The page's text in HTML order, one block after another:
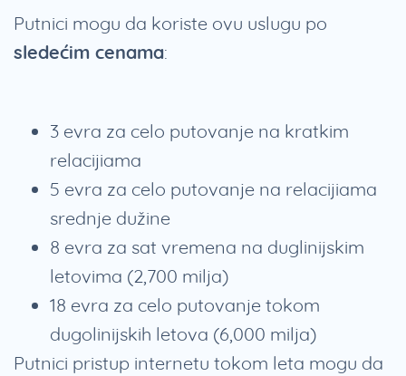
Putnici mogu da koriste ovu uslugu po
sledećim cenama:
3 evra za celo putovanje na kratkim
relacijiama
5 evra za celo putovanje na relacijiama
srednje dužine
8 evra za sat vremena na duglinijskim
letovima (2,700 milja)
18 evra za celo putovanje tokom
dugolinijskih letova (6,000 milja)
Putnici pristup internetu tokom leta mogu da